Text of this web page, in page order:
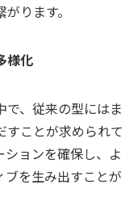
ります。
様化
で、従来の型にはま
すことが求められて
ションを確保し、よ
ブを生み出すことが